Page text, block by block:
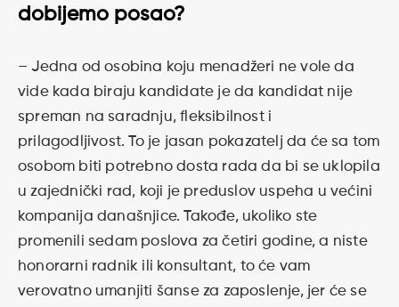
dobijemo posao?
– Jedna od osobina koju menadžeri ne vole da
vide kada biraju kandidate je da kandidat nije
spreman na saradnju, fleksibilnost i
prilagodljivost. To je jasan pokazatelj da će sa tom
osobom biti potrebno dosta rada da bi se uklopila
u zajednički rad, koji je preduslov uspeha u većini
kompanija današnjice. Takođe, ukoliko ste
promenili sedam poslova za četiri godine, a niste
honorarni radnik ili konsultant, to će vam
verovatno umanjiti šanse za zaposlenje, jer će se